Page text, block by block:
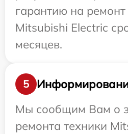
гарантию на ремонт
Mitsubishi Electric
месяцев.
5
Мы сообщим Вам о
ремонта техники